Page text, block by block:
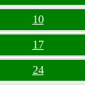
10
17
24